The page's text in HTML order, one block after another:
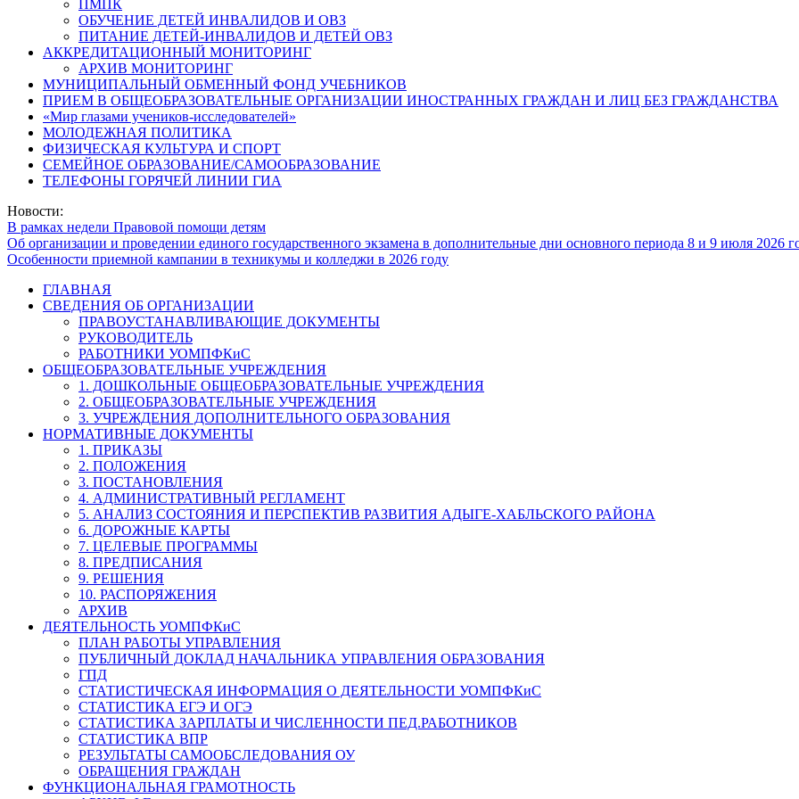
ПМПК
ОБУЧЕНИЕ ДЕТЕЙ ИНВАЛИДОВ И ОВЗ
ПИТАНИЕ ДЕТЕЙ-ИНВАЛИДОВ И ДЕТЕЙ ОВЗ
АККРЕДИТАЦИОННЫЙ МОНИТОРИНГ
АРХИВ МОНИТОРИНГ
МУНИЦИПАЛЬНЫЙ ОБМЕННЫЙ ФОНД УЧЕБНИКОВ
ПРИЕМ В ОБЩЕОБРАЗОВАТЕЛЬНЫЕ ОРГАНИЗАЦИИ ИНОСТРАННЫХ ГРАЖДАН И ЛИЦ БЕЗ ГРАЖДАНСТВА
«Мир глазами учеников-исследователей»
МОЛОДЕЖНАЯ ПОЛИТИКА
ФИЗИЧЕСКАЯ КУЛЬТУРА И СПОРТ
СЕМЕЙНОЕ ОБРАЗОВАНИЕ/САМООБРАЗОВАНИЕ
ТЕЛЕФОНЫ ГОРЯЧЕЙ ЛИНИИ ГИА
Новости:
В рамках недели Правовой помощи детям
Об организации и проведении единого государственного экзамена в дополнительные дни основного периода 8 и 9 июля 2026
Особенности приемной кампании в техникумы и колледжи в 2026 году
ГЛАВНАЯ
СВЕДЕНИЯ ОБ ОРГАНИЗАЦИИ
ПРАВОУСТАНАВЛИВАЮЩИЕ ДОКУМЕНТЫ
РУКОВОДИТЕЛЬ
РАБОТНИКИ УОМПФКиС
ОБЩЕОБРАЗОВАТЕЛЬНЫЕ УЧРЕЖДЕНИЯ
1. ДОШКОЛЬНЫЕ ОБЩЕОБРАЗОВАТЕЛЬНЫЕ УЧРЕЖДЕНИЯ
2. ОБЩЕОБРАЗОВАТЕЛЬНЫЕ УЧРЕЖДЕНИЯ
3. УЧРЕЖДЕНИЯ ДОПОЛНИТЕЛЬНОГО ОБРАЗОВАНИЯ
НОРМАТИВНЫЕ ДОКУМЕНТЫ
1. ПРИКАЗЫ
2. ПОЛОЖЕНИЯ
3. ПОСТАНОВЛЕНИЯ
4. АДМИНИСТРАТИВНЫЙ РЕГЛАМЕНТ
5. АНАЛИЗ СОСТОЯНИЯ И ПЕРСПЕКТИВ РАЗВИТИЯ АДЫГЕ-ХАБЛЬСКОГО РАЙОНА
6. ДОРОЖНЫЕ КАРТЫ
7. ЦЕЛЕВЫЕ ПРОГРАММЫ
8. ПРЕДПИСАНИЯ
9. РЕШЕНИЯ
10. РАСПОРЯЖЕНИЯ
АРХИВ
ДЕЯТЕЛЬНОСТЬ УОМПФКиС
ПЛАН РАБОТЫ УПРАВЛЕНИЯ
ПУБЛИЧНЫЙ ДОКЛАД НАЧАЛЬНИКА УПРАВЛЕНИЯ ОБРАЗОВАНИЯ
ГПД
СТАТИСТИЧЕСКАЯ ИНФОРМАЦИЯ О ДЕЯТЕЛЬНОСТИ УОМПФКиС
СТАТИСТИКА ЕГЭ И ОГЭ
СТАТИСТИКА ЗАРПЛАТЫ И ЧИСЛЕННОСТИ ПЕД.РАБОТНИКОВ
СТАТИСТИКА ВПР
РЕЗУЛЬТАТЫ САМООБСЛЕДОВАНИЯ ОУ
ОБРАЩЕНИЯ ГРАЖДАН
ФУНКЦИОНАЛЬНАЯ ГРАМОТНОСТЬ